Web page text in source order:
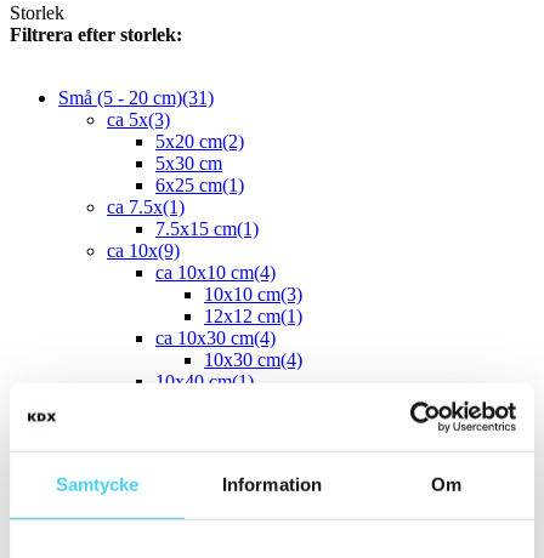
Samtycke Information Om
Storlek
Filtrera efter storlek:
Små (5 - 20 cm)(31)
ca 5x(3)
5x20 cm(2)
5x30 cm
6x25 cm(1)
ca 7.5x(1)
7.5x15 cm(1)
ca 10x(9)
ca 10x10 cm(4)
10x10 cm(3)
12x12 cm(1)
ca 10x30 cm(4)
10x30 cm(4)
10x40 cm(1)
15x7.5 cm(1)
14.2x16.4 cm(1)